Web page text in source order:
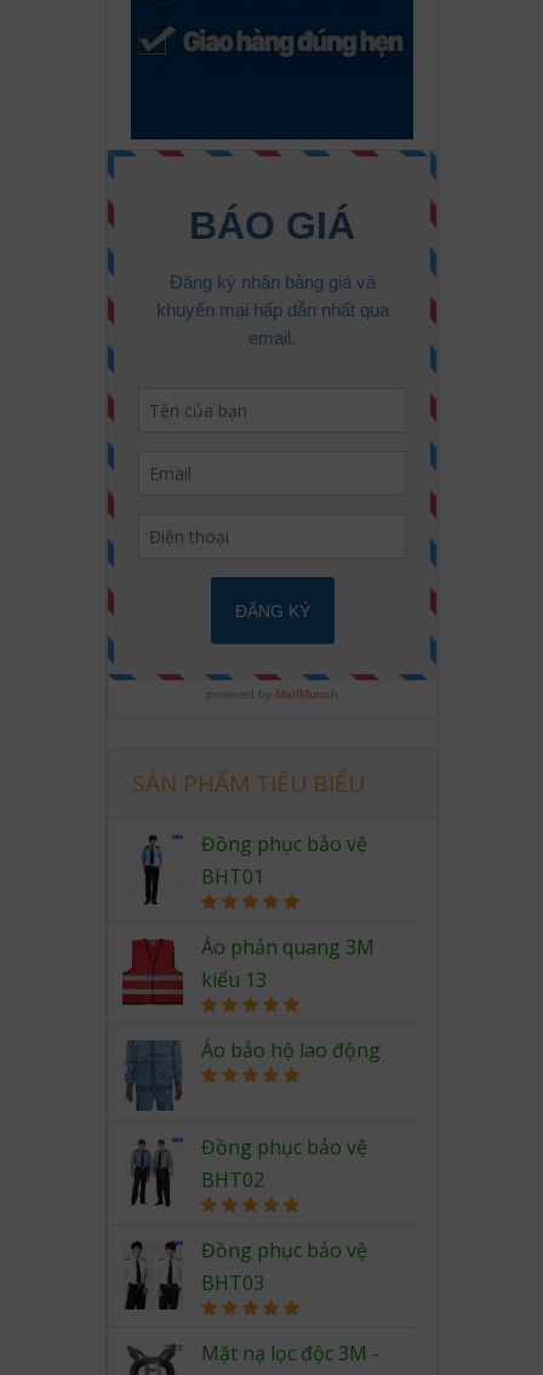
SẢN PHẨM TIÊU BIỂU
Đồng phục bảo vệ
BHT01
out of 5
Áo phản quang 3M
kiểu 13
out of 5
Áo bảo hộ lao động
Đồng phục bảo vệ
BHT02
out of 5
Đồng phục bảo vệ
BHT03
out of 5
Mặt nạ lọc độc 3M -